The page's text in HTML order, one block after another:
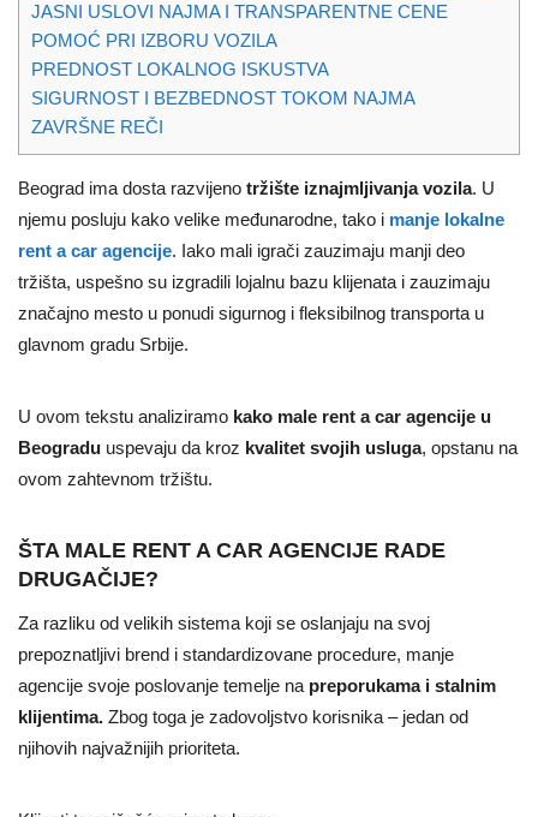
JASNI USLOVI NAJMA I TRANSPARENTNE CENE
POMOĆ PRI IZBORU VOZILA
PREDNOST LOKALNOG ISKUSTVA
SIGURNOST I BEZBEDNOST TOKOM NAJMA
ZAVRŠNE REČI
Beograd ima dosta razvijeno tržište iznajmljivanja vozila. U
njemu posluju kako velike međunarodne, tako i manje lokalne
rent a car agencije. Iako mali igrači zauzimaju manji deo
tržišta, uspešno su izgradili lojalnu bazu klijenata i zauzimaju
značajno mesto u ponudi sigurnog i fleksibilnog transporta u
glavnom gradu Srbije.
U ovom tekstu analiziramo kako male rent a car agencije u
Beogradu uspevaju da kroz kvalitet svojih usluga, opstanu na
ovom zahtevnom tržištu.
ŠTA MALE RENT A CAR AGENCIJE RADE
DRUGAČIJE?
Za razliku od velikih sistema koji se oslanjaju na svoj
prepoznatljivi brend i standardizovane procedure, manje
agencije svoje poslovanje temelje na preporukama i stalnim
klijentima. Zbog toga je zadovoljstvo korisnika – jedan od
njihovih najvažnijih prioriteta.